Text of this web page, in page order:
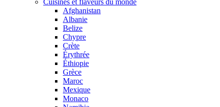
Cuisines et flaveurs du monde
Afghanistan
Albanie
Belize
Chypre
Crète
Érythrée
Éthiopie
Grèce
Maroc
Mexique
Monaco